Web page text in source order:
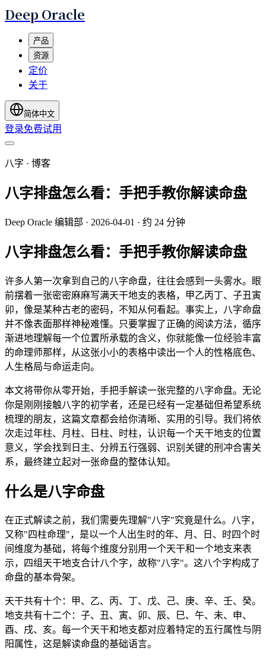
Deep Oracle
产品
资源
定价
关于
简体中文
登录免费试用
八字 · 博客
八字排盘怎么看：手把手教你解读命盘
Deep Oracle 编辑部 · 2026-04-01 · 约 24 分钟
八字排盘怎么看：手把手教你解读命盘
许多人第一次拿到自己的八字命盘，往往会感到一头雾水。眼
前摆着一张密密麻麻写满天干地支的表格，甲乙丙丁、子丑寅
卯，像是某种古老的密码，不知从何看起。事实上，八字命盘
并不像表面那样神秘难懂。只要掌握了正确的阅读方法，循序
渐进地理解每一个位置所承载的含义，你就能像一位经验丰富
的命理师那样，从这张小小的表格中读出一个人的性格底色、
人生格局与命运走向。
本文将带你从零开始，手把手解读一张完整的八字命盘。无论
你是刚刚接触八字的初学者，还是已经有一定基础但希望系统
梳理的朋友，这篇文章都会给你清晰、实用的引导。我们将依
次走过年柱、月柱、日柱、时柱，认识每一个天干地支的位置
意义，学会找到日主、分辨五行强弱、识别关键的刑冲合害关
系，最终建立起对一张命盘的整体认知。
什么是八字命盘
在正式解读之前，我们需要先理解"八字"究竟是什么。八字，
又称"四柱命理"，是以一个人出生时的年、月、日、时四个时
间维度为基础，将每个维度分别用一个天干和一个地支来表
示，四组天干地支合计八个字，故称"八字"。这八个字构成了
命盘的基本骨架。
天干共有十个：甲、乙、丙、丁、戊、己、庚、辛、壬、癸。
地支共有十二个：子、丑、寅、卯、辰、巳、午、未、申、
酉、戌、亥。每一个天干和地支都对应着特定的五行属性与阴
阳属性，这是解读命盘的基础语言。